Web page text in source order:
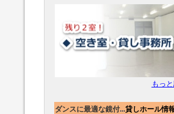
もっと
ダンスに最適な鏡付...貸しホール情